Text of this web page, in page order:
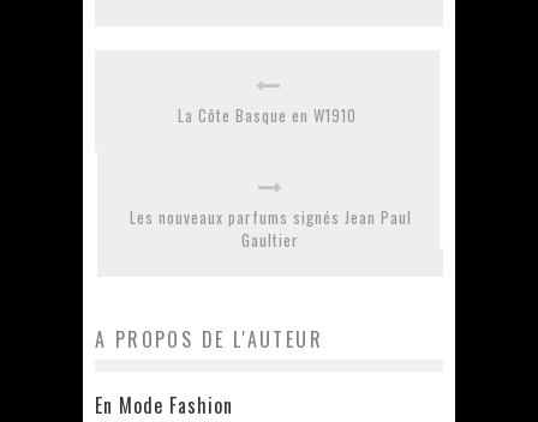
La Côte Basque en W1910
Les nouveaux parfums signés Jean Paul
Gaultier
A PROPOS DE L'AUTEUR
En Mode Fashion